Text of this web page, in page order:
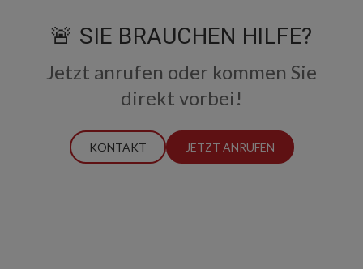
🚨 SIE BRAUCHEN HILFE?
Jetzt anrufen oder kommen Sie
direkt vorbei!
KONTAKT JETZT ANRUFEN